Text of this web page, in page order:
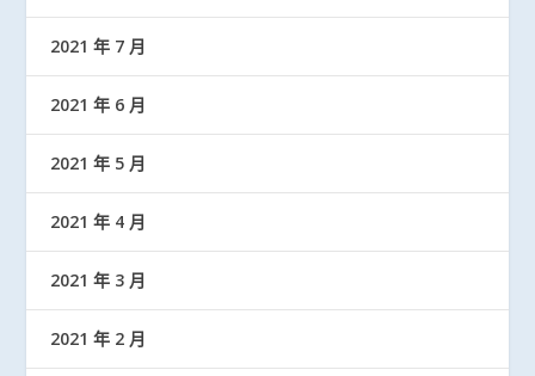
2021 年 7 月
2021 年 6 月
2021 年 5 月
2021 年 4 月
2021 年 3 月
2021 年 2 月